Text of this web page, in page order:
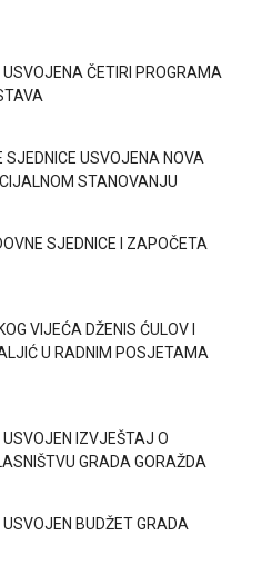
ČETIRI PROGRAMA
SJEDNICE USVOJENA NOVA
STANOVANJU
SJEDNICE I ZAPOČETA
VIJEĆA DŽENIS ĆULOV I
U RADNIM POSJETAMA
USVOJEN IZVJEŠTAJ O
GRADA GORAŽDA
BUDŽET GRADA